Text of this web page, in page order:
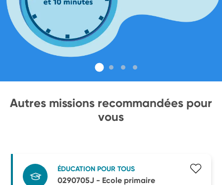
Autres missions recommandées pour
vous
ÉDUCATION POUR TOUS
0290705J - Ecole primaire